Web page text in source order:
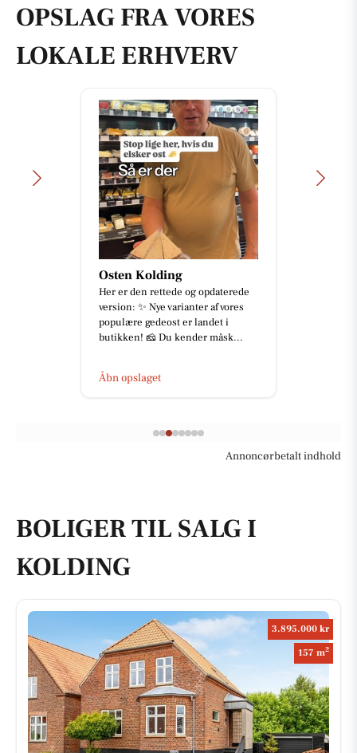
OPSLAG FRA VORES
LOKALE ERHVERV
Osten Kolding
Her er den rettede og opdaterede
version: ✨ Nye varianter af vores
populære gedeost er landet i
butikken! 🧀 Du kender måsk...
Åbn opslaget
Annoncørbetalt indhold
BOLIGER TIL SALG I
KOLDING
3.895.000 kr
157 m2